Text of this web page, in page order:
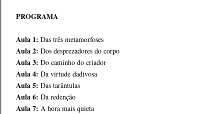
PROGRAMA
Aula 1: Das três metamorfoses
Aula 2: Dos desprezadores do corpo
Aula 3: Do caminho do criador
Aula 4: Da virtude dadivosa
Aula 5: Das tarântulas
Aula 6: Da redenção
Aula 7: A hora mais quieta